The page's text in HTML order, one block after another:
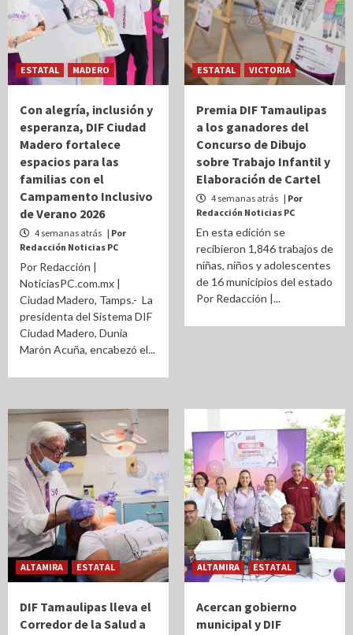
ESTATAL MADERO
Con alegría, inclusión y
esperanza, DIF Ciudad
Madero fortalece
espacios para las
familias con el
Campamento Inclusivo
de Verano 2026
4 semanas atrás | Por
Redacción Noticias PC
Por Redacción |
NoticiasPC.com.mx |
Ciudad Madero, Tamps.- La
presidenta del Sistema DIF
Ciudad Madero, Dunia
Marón Acuña, encabezó el...
ESTATAL VICTORIA
Premia DIF Tamaulipas
a los ganadores del
Concurso de Dibujo
sobre Trabajo Infantil y
Elaboración de Cartel
4 semanas atrás | Por
Redacción Noticias PC
En esta edición se
recibieron 1,846 trabajos de
niñas, niños y adolescentes
de 16 municipios del estado
Por Redacción |...
ALTAMIRA ESTATAL
DIF Tamaulipas lleva el
Corredor de la Salud a
ALTAMIRA ESTATAL
Acercan gobierno
municipal y DIF